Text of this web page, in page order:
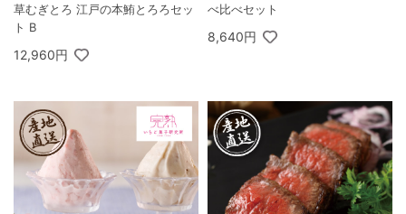
草むぎとろ 江戸の本鮪とろろセッ
ト B
12,960円
べ比べセット
8,640円